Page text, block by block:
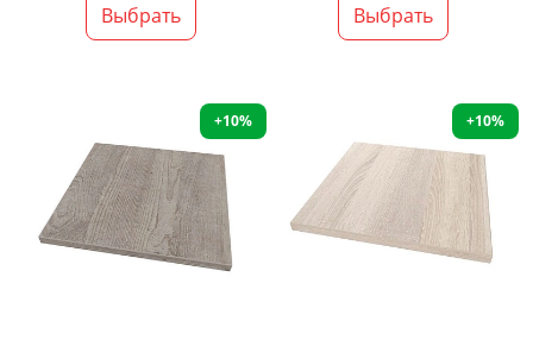
Выбрать Выбрать
+10% +10%